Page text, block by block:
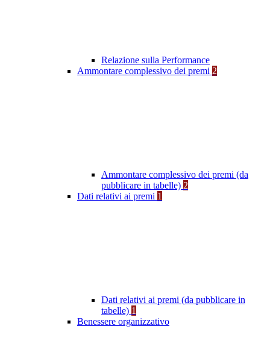
Relazione sulla Performance
Ammontare complessivo dei premi 2
Ammontare complessivo dei premi (da
pubblicare in tabelle) 2
Dati relativi ai premi 1
Dati relativi ai premi (da pubblicare in
tabelle) 1
Benessere organizzativo